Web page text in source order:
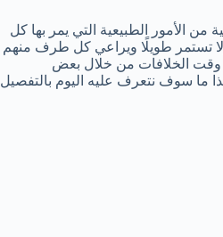
من الأمور الطبيعية التي يمر بها كل
تستمر طويلًا ويراعي كل طرف منهم
الخلافات من خلال بعض
ما سوف نتعرف عليه اليوم بالتفصيل